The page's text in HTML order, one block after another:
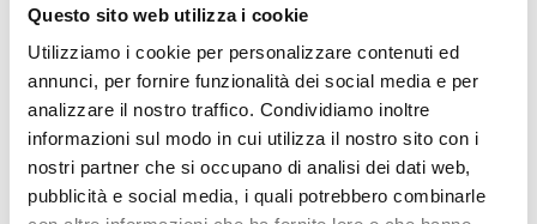
Questo sito web utilizza i cookie
Utilizziamo i cookie per personalizzare contenuti ed
annunci, per fornire funzionalità dei social media e per
analizzare il nostro traffico. Condividiamo inoltre
informazioni sul modo in cui utilizza il nostro sito con i
nostri partner che si occupano di analisi dei dati web,
pubblicità e social media, i quali potrebbero combinarle
Rispetto a questi, il ‘paramento’ di Cima La Foce racconta
rimaneggiamenti e per la congiunzione di tre singoli
oggetti in un unico, sontuoso capo, che poteva ornare non
Dato che il Bronzo Finale della Garfagnana, in particolare
nella fase intorno al 1000 a.C., vede gli insediamenti